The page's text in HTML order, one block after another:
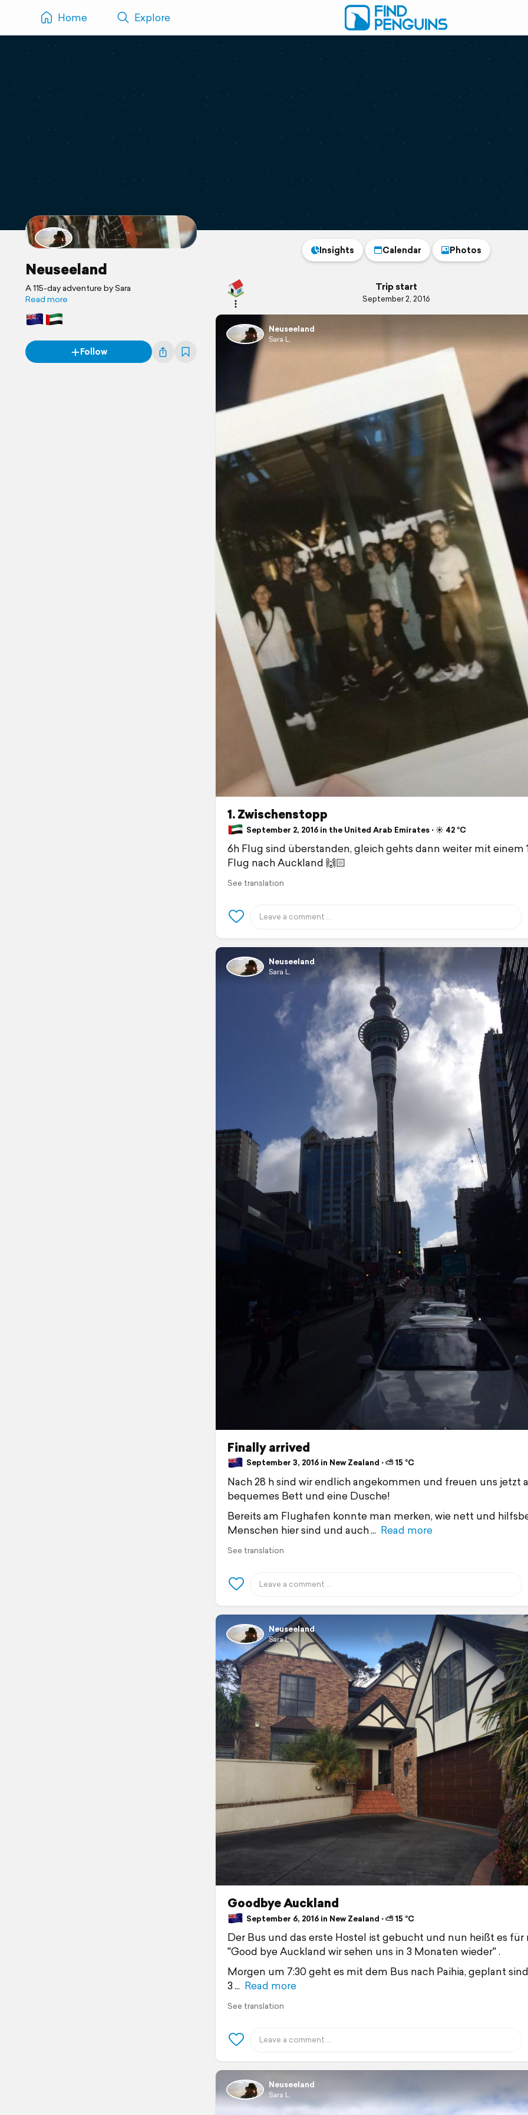
Home Explore
Neuseeland
A 115-day adventure by Sara
Read more
Follow
Insights Calendar Photos
Trip start
September 2, 2016
Neuseeland
Sara L.
1. Zwischenstopp
September 2, 2016 in the United Arab Emirates ⋅ ☀️ 42 °C
6h Flug sind überstanden, gleich gehts dann weiter mit einem
Flug nach Auckland 🙌🏻
See translation
Neuseeland
Sara L.
Finally arrived
September 3, 2016 in New Zealand ⋅ ⛅ 15 °C
Nach 28 h sind wir endlich angekommen und freuen uns jetzt
bequemes Bett und eine Dusche!
Bereits am Flughafen konnte man merken, wie nett und
Menschen hier sind und auch
Read more
See translation
Neuseeland
Sara L.
Goodbye Auckland
September 6, 2016 in New Zealand ⋅ ⛅ 15 °C
Der Bus und das erste Hostel ist gebucht und nun heißt es für
"Good bye Auckland wir sehen uns in 3 Monaten wieder" .
Morgen um 7:30 geht es mit dem Bus nach Paihia, geplant
3
Read more
See translation
Neuseeland
Sara L.